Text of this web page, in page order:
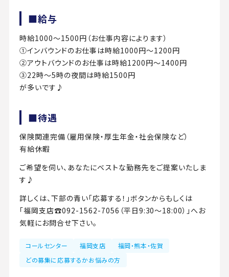
■給与
時給1000～1500円（お仕事内容によります）
①インバウンドのお仕事は時給1000円～1200円
②アウトバウンドのお仕事は時給1200円～1400円
③22時～5時の夜間は時給1500円
が多いです♪
■待遇
保険関連完備（雇用保険・厚生年金・社会保険など）
有給休暇
ご希望を伺い、あなたにベストな勤務先をご提案いたしま
す♪
詳しくは、下部の青い「応募する！」ボタンからもしくは
「福岡支店☎092-1562-7056（平日9:30～18:00）」へお
気軽にお問合せ下さい。
コールセンター 福岡支店
福岡・熊本・佐賀
どの募集に応募するかお悩みの方